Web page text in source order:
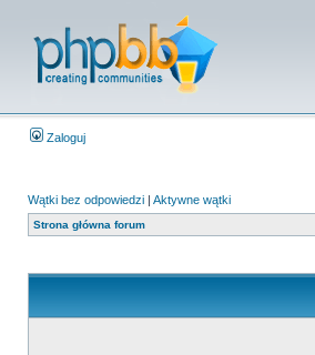
Zaloguj
Wątki bez odpowiedzi | Aktywne wątki
Strona główna forum